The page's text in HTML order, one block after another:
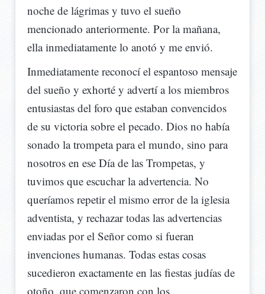
noche de lágrimas y tuvo el sueño
mencionado anteriormente. Por la mañana,
ella inmediatamente lo anotó y me envió.
Inmediatamente reconocí el espantoso mensaje
del sueño y exhorté y advertí a los miembros
entusiastas del foro que estaban convencidos
de su victoria sobre el pecado. Dios no había
sonado la trompeta para el mundo, sino para
nosotros en ese Día de las Trompetas, y
tuvimos que escuchar la advertencia. No
queríamos repetir el mismo error de la iglesia
adventista, y rechazar todas las advertencias
enviadas por el Señor como si fueran
invenciones humanas. Todas estas cosas
sucedieron exactamente en las fiestas judías de
otoño, que comenzaron con los